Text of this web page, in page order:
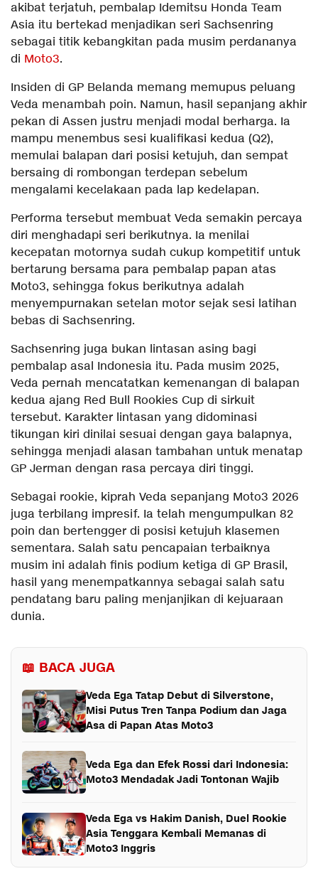
akibat terjatuh, pembalap Idemitsu Honda Team
Asia itu bertekad menjadikan seri Sachsenring
sebagai titik kebangkitan pada musim perdananya
di Moto3.
Insiden di GP Belanda memang memupus peluang
Veda menambah poin. Namun, hasil sepanjang akhir
pekan di Assen justru menjadi modal berharga. Ia
mampu menembus sesi kualifikasi kedua (Q2),
memulai balapan dari posisi ketujuh, dan sempat
bersaing di rombongan terdepan sebelum
mengalami kecelakaan pada lap kedelapan.
Performa tersebut membuat Veda semakin percaya
diri menghadapi seri berikutnya. Ia menilai
kecepatan motornya sudah cukup kompetitif untuk
bertarung bersama para pembalap papan atas
Moto3, sehingga fokus berikutnya adalah
menyempurnakan setelan motor sejak sesi latihan
bebas di Sachsenring.
Sachsenring juga bukan lintasan asing bagi
pembalap asal Indonesia itu. Pada musim 2025,
Veda pernah mencatatkan kemenangan di balapan
kedua ajang Red Bull Rookies Cup di sirkuit
tersebut. Karakter lintasan yang didominasi
tikungan kiri dinilai sesuai dengan gaya balapnya,
sehingga menjadi alasan tambahan untuk menatap
GP Jerman dengan rasa percaya diri tinggi.
Sebagai rookie, kiprah Veda sepanjang Moto3 2026
juga terbilang impresif. Ia telah mengumpulkan 82
poin dan bertengger di posisi ketujuh klasemen
sementara. Salah satu pencapaian terbaiknya
musim ini adalah finis podium ketiga di GP Brasil,
hasil yang menempatkannya sebagai salah satu
pendatang baru paling menjanjikan di kejuaraan
dunia.
📖 BACA JUGA
Veda Ega Tatap Debut di Silverstone,
Misi Putus Tren Tanpa Podium dan Jaga
Asa di Papan Atas Moto3
Veda Ega dan Efek Rossi dari Indonesia:
Moto3 Mendadak Jadi Tontonan Wajib
Veda Ega vs Hakim Danish, Duel Rookie
Asia Tenggara Kembali Memanas di
Moto3 Inggris